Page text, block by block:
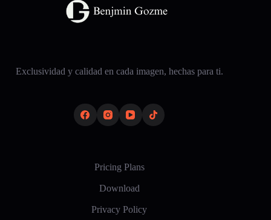
Exclusividad y calidad en cada imagen, hechas para ti.
Pricing Plans
Download
Privacy Policy